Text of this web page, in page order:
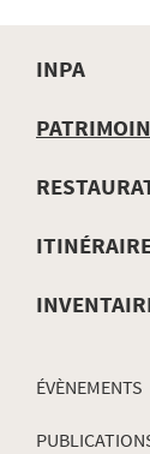
MENU
DE
INPA
ÉVÈNEMENTS